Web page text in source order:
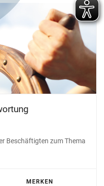
Beschäftigten zum Thema
MERKEN